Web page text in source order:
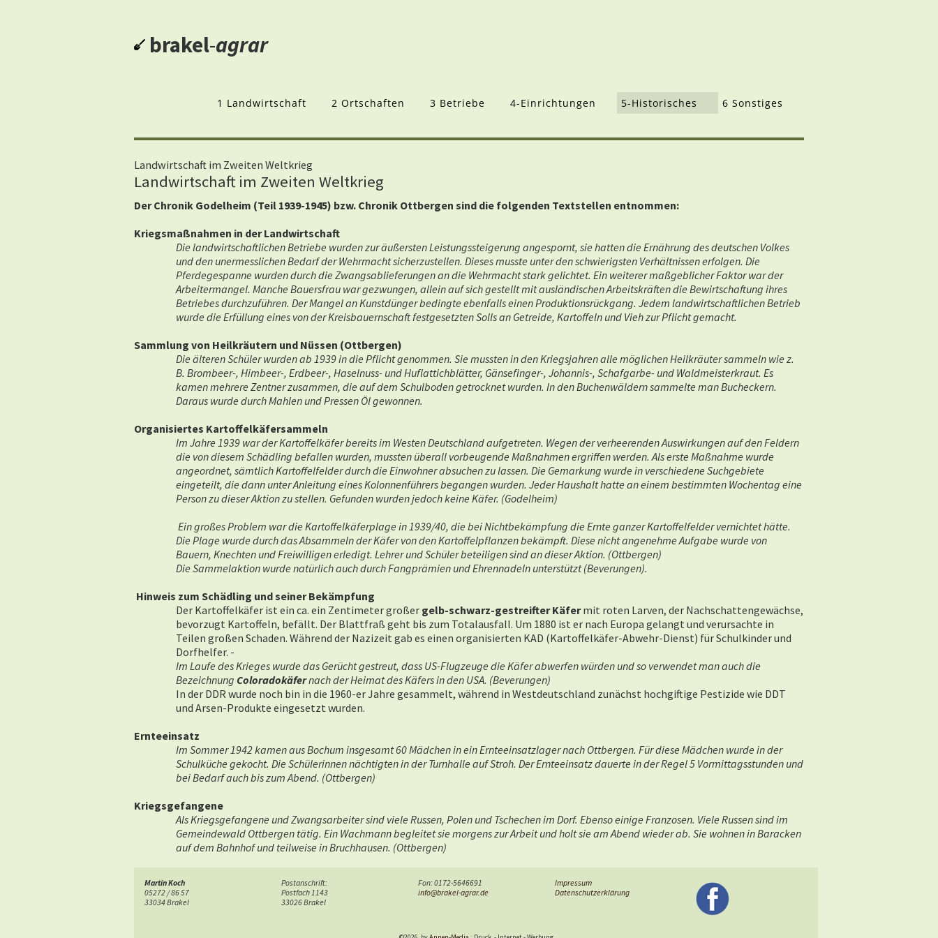
brakel-agrar
1 Landwirtschaft 2 Ortschaften 3 Betriebe 4-Einrichtungen 5-Historisches 6 Sonstiges
Landwirtschaft im Zweiten Weltkrieg
Landwirtschaft im Zweiten Weltkrieg
Der Chronik Godelheim (Teil 1939-1945) bzw. Chronik Ottbergen sind die folgenden Textstellen entnommen:
Kriegsmaßnahmen in der Landwirtschaft
Die landwirtschaftlichen Betriebe wurden zur äußersten Leistungssteigerung angespornt, sie hatten die Ernährung des deutschen Volkes
und den unermesslichen Bedarf der Wehrmacht sicherzustellen. Dieses musste unter den schwierigsten Verhältnissen erfolgen. Die
Pferdegespanne wurden durch die Zwangsablieferungen an die Wehrmacht stark gelichtet. Ein weiterer maßgeblicher Faktor war der
Arbeitermangel. Manche Bauersfrau war gezwungen, allein auf sich gestellt mit ausländischen Arbeitskräften die Bewirtschaftung ihres
Betriebes durchzuführen. Der Mangel an Kunstdünger bedingte ebenfalls einen Produktionsrückgang. Jedem landwirtschaftlichen Betrieb
wurde die Erfüllung eines von der Kreisbauernschaft festgesetzten Solls an Getreide, Kartoffeln und Vieh zur Pflicht gemacht.
Sammlung von Heilkräutern und Nüssen (Ottbergen)
Die älteren Schüler wurden ab 1939 in die Pflicht genommen. Sie mussten in den Kriegsjahren alle möglichen Heilkräuter sammeln wie z.
B. Brombeer-, Himbeer-, Erdbeer-, Haselnuss- und Huflattichblätter, Gänsefinger-, Johannis-, Schafgarbe- und Waldmeisterkraut. Es
kamen mehrere Zentner zusammen, die auf dem Schulboden getrocknet wurden. In den Buchenwäldern sammelte man Bucheckern.
Daraus wurde durch Mahlen und Pressen Öl gewonnen.
Organisiertes Kartoffelkäfersammeln
Im Jahre 1939 war der Kartoffelkäfer bereits im Westen Deutschland aufgetreten. Wegen der verheerenden Auswirkungen auf den Feldern
die von diesem Schädling befallen wurden, mussten überall vorbeugende Maßnahmen ergriffen werden. Als erste Maßnahme wurde
angeordnet, sämtlich Kartoffelfelder durch die Einwohner absuchen zu lassen. Die Gemarkung wurde in verschiedene Suchgebiete
eingeteilt, die dann unter Anleitung eines Kolonnenführers begangen wurden. Jeder Haushalt hatte an einem bestimmten Wochentag eine
Person zu dieser Aktion zu stellen. Gefunden wurden jedoch keine Käfer. (Godelheim)
Ein großes Problem war die Kartoffelkäferplage in 1939/40, die bei Nichtbekämpfung die Ernte ganzer Kartoffelfelder vernichtet hätte.
Die Plage wurde durch das Absammeln der Käfer von den Kartoffelpflanzen bekämpft. Diese nicht angenehme Aufgabe wurde von
Bauern, Knechten und Freiwilligen erledigt. Lehrer und Schüler beteiligen sind an dieser Aktion. (Ottbergen)
Die Sammelaktion wurde natürlich auch durch Fangprämien und Ehrennadeln unterstützt (Beverungen).
Hinweis zum Schädling und seiner Bekämpfung
Der Kartoffelkäfer ist ein ca. ein Zentimeter großer gelb-schwarz-gestreifter Käfermit roten Larven, der Nachschattengewächse,
bevorzugt Kartoffeln, befällt. Der Blattfraß geht bis zum Totalausfall. Um 1880 ist er nach Europa gelangt und verursachte in
Teilen großen Schaden. Während der Nazizeit gab es einen organisierten KAD (Kartoffelkäfer-Abwehr-Dienst) für Schulkinder und
Dorfhelfer. -
Im Laufe des Krieges wurde das Gerücht gestreut, dass US-Flugzeuge die Käfer abwerfen würden und so verwendet man auch die
Bezeichnung Coloradokäfernach der Heimat des Käfers in den USA. (Beverungen)
In der DDR wurde noch bin in die 1960-er Jahre gesammelt, während in Westdeutschland zunächst hochgiftige Pestizide wie DDT
und Arsen-Produkte eingesetzt wurden.
Ernteeinsatz
Im Sommer 1942 kamen aus Bochum insgesamt 60 Mädchen in ein Ernteeinsatzlager nach Ottbergen. Für diese Mädchen wurde in der
Schulküche gekocht. Die Schülerinnen nächtigten in der Turnhalle auf Stroh. Der Ernteeinsatz dauerte in der Regel 5 Vormittagsstunden und
bei Bedarf auch bis zum Abend. (Ottbergen)
Kriegsgefangene
Als Kriegsgefangene und Zwangsarbeiter sind viele Russen, Polen und Tschechen im Dorf. Ebenso einige Franzosen. Viele Russen sind im
Gemeindewald Ottbergen tätig. Ein Wachmann begleitet sie morgens zur Arbeit und holt sie am Abend wieder ab. Sie wohnen in Baracken
auf dem Bahnhof und teilweise in Bruchhausen. (Ottbergen)
Martin Koch
05272 / 86 57
33034 Brakel
Postanschrift:
Postfach 1143
33026 Brakel
Fon: 0172-5646691
info@brakel-agrar.de
Impressum
Datenschutzerklärung